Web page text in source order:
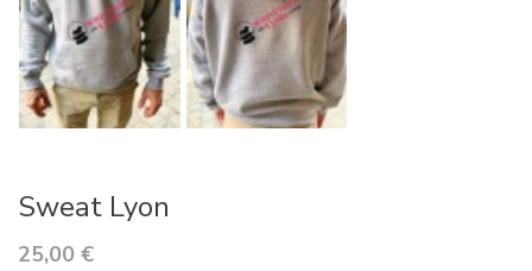
Sweat Lyon
25,00 €